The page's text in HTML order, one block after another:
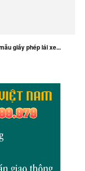
giấy phép lái xe...